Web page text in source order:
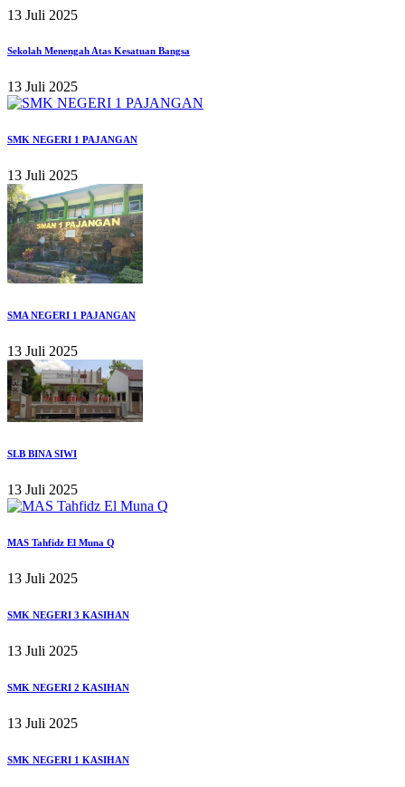
13 Juli 2025
Sekolah Menengah Atas Kesatuan Bangsa
13 Juli 2025
SMK NEGERI 1 PAJANGAN
13 Juli 2025
SMA NEGERI 1 PAJANGAN
13 Juli 2025
SLB BINA SIWI
13 Juli 2025
MAS Tahfidz El Muna Q
13 Juli 2025
SMK NEGERI 3 KASIHAN
13 Juli 2025
SMK NEGERI 2 KASIHAN
13 Juli 2025
SMK NEGERI 1 KASIHAN